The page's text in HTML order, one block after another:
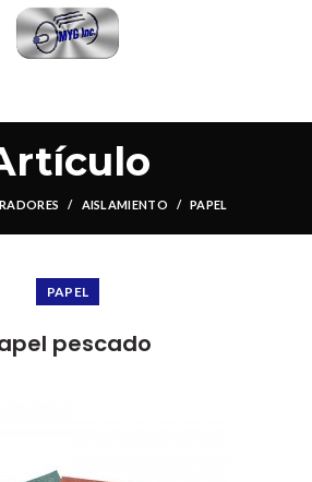
AISLAMIENTO PAPEL
PAPEL
pescado